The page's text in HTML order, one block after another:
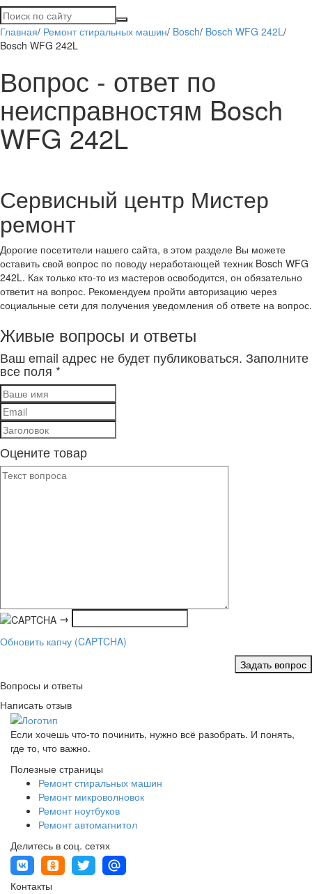
Главная/ Ремонт стиральных машин/ Bosch/ Bosch WFG 242L/
Bosch WFG 242L
Вопрос - ответ по
неисправностям Bosch
WFG 242L
Сервисный центр Мистер
ремонт
Дорогие посетители нашего сайта, в этом разделе Вы можете
оставить свой вопрос по поводу неработающей техник Bosch WFG
242L. Как только кто-то из мастеров освободится, он обязательно
ответит на вопрос. Рекомендуем пройти авторизацию через
социальные сети для получения уведомления об ответе на вопрос.
Живые вопросы и ответы
Ваш email адрес не будет публиковаться. Заполните
все поля *
Оцените товар
→
Обновить капчу (CAPTCHA)
Задать вопрос
Вопросы и ответы
Написать отзыв
Если хочешь что-то починить, нужно всё разобрать. И понять,
где то, что важно.
Полезные страницы
Ремонт стиральных машин
Ремонт микроволновок
Ремонт ноутбуков
Ремонт автомагнитол
Делитесь в соц. сетях
Контакты